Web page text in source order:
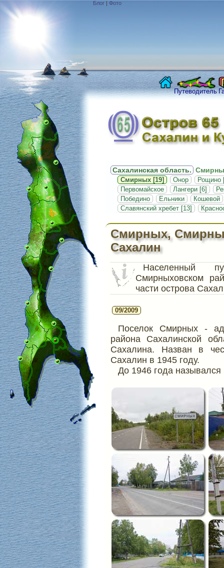
Блог | Фото
Путеводитель
Сахалинская область.
Смирных [19] Онор
Рощино
Первомайское
Лангери [6]
Победино
Ельники
Кошевой
Славянский хребет [13]
Смирных,
Сахалин
Населенный
Смирныховском
части острова
09/2009
Поселок Смирных -
района Сахалинской
Сахалина. Назван в
Сахалин в 1945 году.
До 1946 года назывался